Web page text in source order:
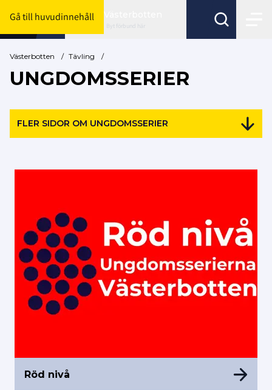
Gå till huvudinnehåll
Byt förbund här
Västerbotten / Tävling /
UNGDOMSSERIER
FLER SIDOR OM UNGDOMSSERIER
Röd nivå